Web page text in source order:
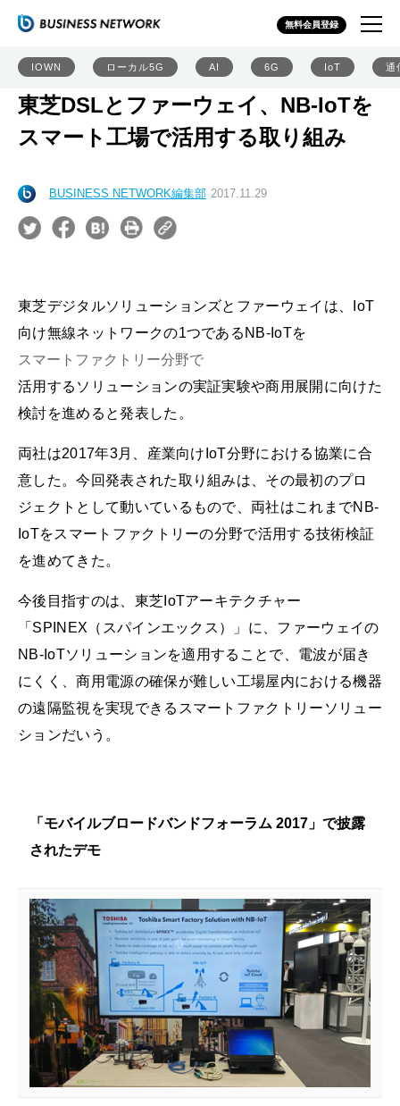
無料会員登録
IOWN ローカル5G AI 6G IoT 通
東芝DSLとファーウェイ、NB-IoTを
スマート工場で活用する取り組み
BUSINESS NETWORK編集部 2017.11.29
東芝デジタルソリューションズとファーウェイは、IoT
向け無線ネットワークの1つであるNB-IoTを
スマートファクトリー分野で
活用するソリューションの実証実験や商用展開に向けた
検討を進めると発表した。
両社は2017年3月、産業向けIoT分野における協業に合
意した。今回発表された取り組みは、その最初のプロ
ジェクトとして動いているもので、両社はこれまでNB-
IoTをスマートファクトリーの分野で活用する技術検証
を進めてきた。
今後目指すのは、東芝IoTアーキテクチャー
「SPINEX（スパインエックス）」に、ファーウェイの
NB-IoTソリューションを適用することで、電波が届き
にくく、商用電源の確保が難しい工場屋内における機器
の遠隔監視を実現できるスマートファクトリーソリュー
ションだいう。
「モバイルブロードバンドフォーラム 2017」で披露
されたデモ